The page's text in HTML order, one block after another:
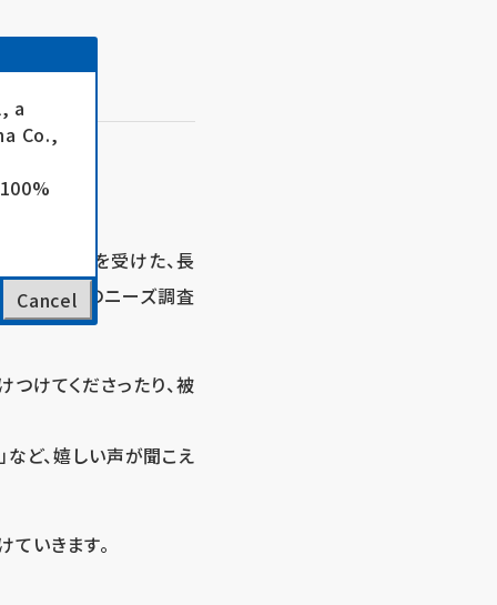
号で被害を受けた、長
助成事業のニーズ調査
けてくださったり、被
など、嬉しい声が聞こえ
いきます。
a
Co.,
Cancel